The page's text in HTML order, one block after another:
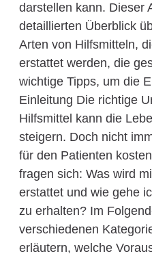
darstellen kann. Dieser
detaillierten Überblick
Arten von Hilfsmitteln,
erstattet werden, die
wichtige Tipps, um die
Einleitung Die richtige
Hilfsmittel kann die
steigern. Doch nicht
für den Patienten
fragen sich: Was wird
erstattet und wie gehe
zu erhalten? Im
verschiedenen
erläutern, welche